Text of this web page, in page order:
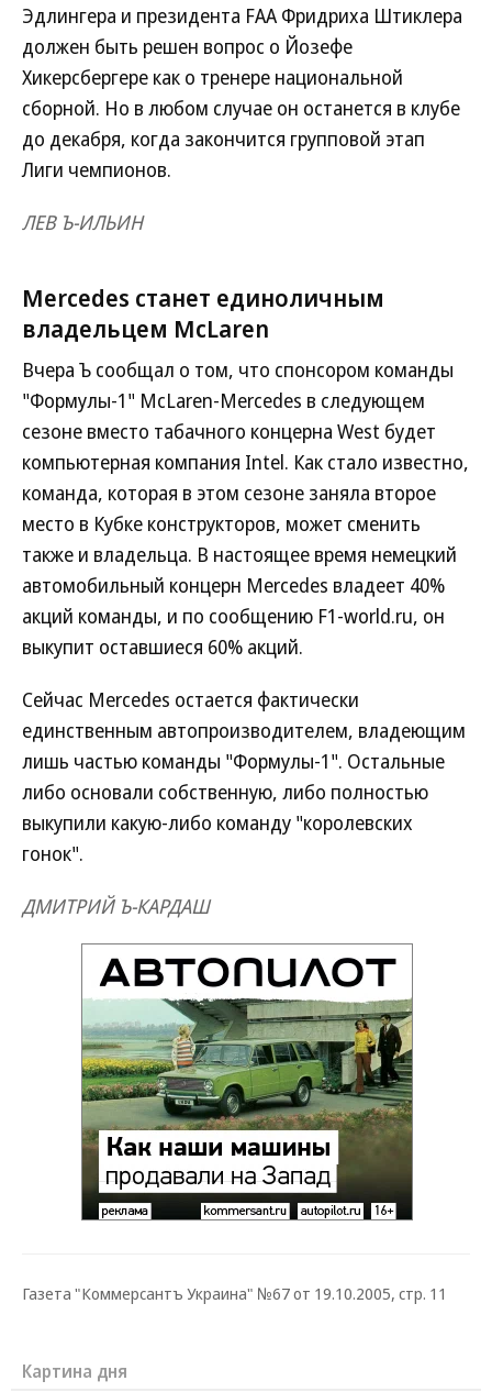
Эдлингера и президента FАА Фридриха Штиклера
должен быть решен вопрос о Йозефе
Хикерсбергере как о тренере национальной
сборной. Но в любом случае он останется в клубе
до декабря, когда закончится групповой этап
Лиги чемпионов.
ЛЕВ Ъ-ИЛЬИН
Mercedes станет единоличным
владельцем McLaren
Вчера Ъ сообщал о том, что спонсором команды
"Формулы-1" McLaren-Mercedes в следующем
сезоне вместо табачного концерна West будет
компьютерная компания Intel. Как стало известно,
команда, которая в этом сезоне заняла второе
место в Кубке конструкторов, может сменить
также и владельца. В настоящее время немецкий
автомобильный концерн Mercedes владеет 40%
акций команды, и по сообщению F1-world.ru, он
выкупит оставшиеся 60% акций.
Сейчас Mercedes остается фактически
единственным автопроизводителем, владеющим
лишь частью команды "Формулы-1". Остальные
либо основали собственную, либо полностью
выкупили какую-либо команду "королевских
гонок".
ДМИТРИЙ Ъ-КАРДАШ
Газета "Коммерсантъ Украина" №67 от 19.10.2005, стр. 11
Картина дня